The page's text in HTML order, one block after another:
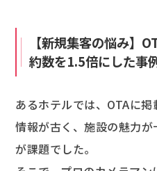
【新規集客の悩み】
約数を1.5倍にした事
あるホテルでは、OTAに
情報が古く、施設の魅力
が課題でした。